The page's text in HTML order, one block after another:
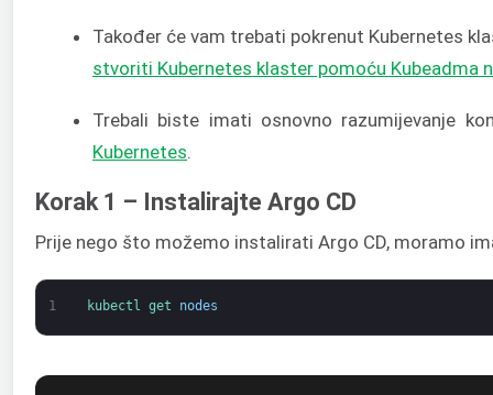
Također će vam trebati pokrenut Kubernetes
stvoriti Kubernetes klaster pomoću Kubeadma
Trebali biste imati osnovno razumijevanje
Kubernetes.
Korak 1 – Instalirajte Argo CD
Prije nego što možemo instalirati Argo CD, moramo
1 kubectl get nodes